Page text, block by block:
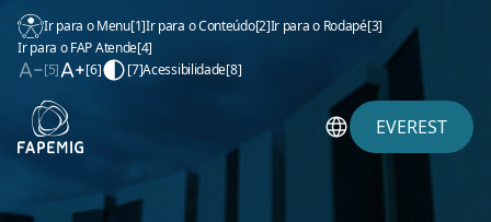
Ir para o Menu[1]Ir para o Conteúdo[2]Ir para o Rodapé[3]
Ir para o FAP Atende[4]
[5]
[6] [7]Acessibilidade[8]
EVEREST